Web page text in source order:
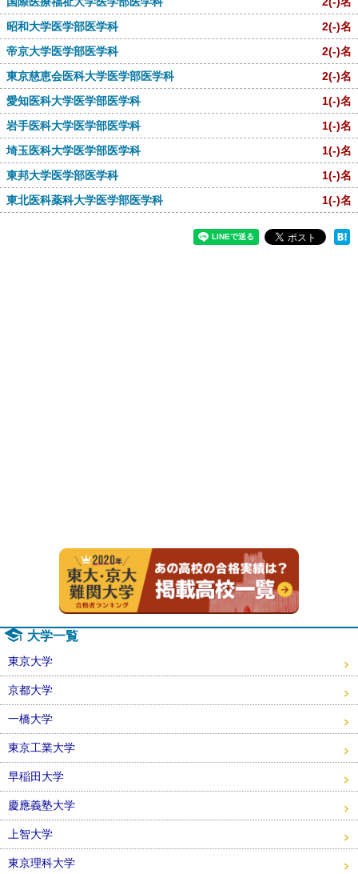
昭和大学医学部医学科
2(-)名
帝京大学医学部医学科
2(-)名
東京慈恵会医科大学医学部医学科
2(-)名
愛知医科大学医学部医学科
1(-)名
岩手医科大学医学部医学科
1(-)名
埼玉医科大学医学部医学科
1(-)名
東邦大学医学部医学科
1(-)名
東北医科薬科大学医学部医学科
1(-)名
大学一覧
東京大学
京都大学
一橋大学
東京工業大学
早稲田大学
慶應義塾大学
上智大学
東京理科大学